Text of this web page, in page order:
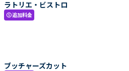
ラトリエ・ビストロ
paid追加料金
ブッチャーズカット